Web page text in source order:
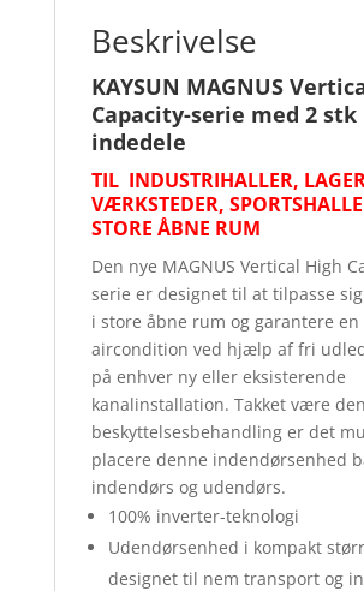
Beskrivelse
KAYSUN MAGNUS
Capacity-serie med 2 stk
indedele
TIL INDUSTRIHALLER,
VÆRKSTEDER,
STORE ÅBNE RUM
Den nye MAGNUS Vertical High
serie er designet til at tilpasse
i store åbne rum og garantere
aircondition ved hjælp af fri
på enhver ny eller eksisterende
kanalinstallation. Takket være
beskyttelsesbehandling er det
placere denne indendørsenhed
indendørs og udendørs.
100% inverter-teknologi
Udendørsenhed i kompakt
designet til nem transport og